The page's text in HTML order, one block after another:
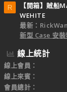
R
【開箱】賊船
WEHITE
最新：
新型 Case 安
線上統計
線上會員
線上來賓
會員總計